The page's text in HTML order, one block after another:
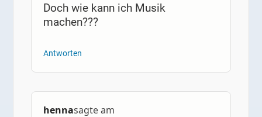
Doch wie kann ich Musik
machen???
Antworten
hennasagte am